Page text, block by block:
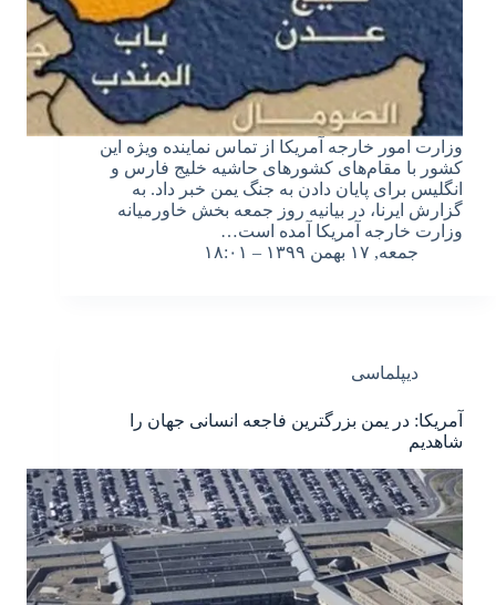
وزارت امور خارجه آمریکا از تماس نماینده ویژه این
کشور با مقام‌های کشورهای حاشیه خلیج فارس و
انگلیس برای پایان دادن به جنگ یمن خبر داد. به
گزارش ایرنا، در بیانیه روز جمعه بخش خاورمیانه
وزارت خارجه آمریکا آمده است…
جمعه, ۱۷ بهمن ۱۳۹۹ – ۱۸:۰۱
دیپلماسی
آمریکا: در یمن بزرگترین فاجعه انسانی جهان را
شاهدیم